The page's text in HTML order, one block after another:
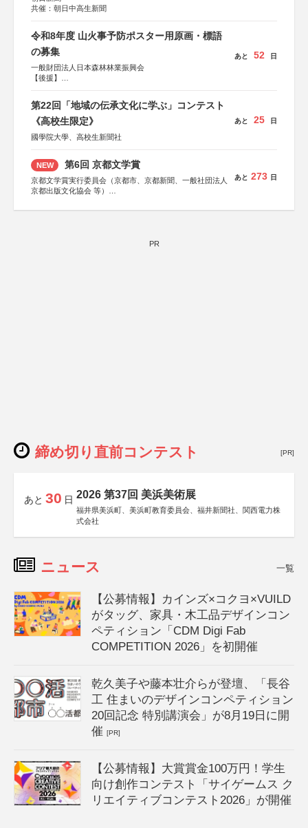
共催：朝日中高生新聞
令和8年度 山火事予防ポスター用原画・標語
の募集
一般財団法人日本森林林業振興会
【後援】
あと 52 日
第22回「地域の伝承文化に学ぶ」コンテスト
《高校生限定》
國學院大學、高校生新聞社
あと 25 日
NEW 第6回 京都文学賞
京都文学賞実行委員会（京都市、京都新聞、一般社団法人
京都出版文化協会 等）
KADOKAWA、河出書房新社、幻冬舎、講談社、光文社、
あと 273 日
PR
締め切り直前コンテスト [PR]
あと 30 日 2026 第37回 美浜美術展
福井県美浜町、美浜町教育委員会、福井新聞社、関西電力株
式会社
ニュース 一覧
【公募情報】カインズ×コクヨ×VUILD
がタッグ、家具・木工品デザインコン
ペティション「CDM Digi Fab
COMPETITION 2026」を初開催
乾久美子や藤本壮介らが登壇、「長谷
工 住まいのデザインコンペティション
20回記念 特別講演会」が8月19日に開
催[PR]
【公募情報】大賞賞金100万円！学生
向け創作コンテスト「サイゲームス ク
リエイティブコンテスト2026」が開催